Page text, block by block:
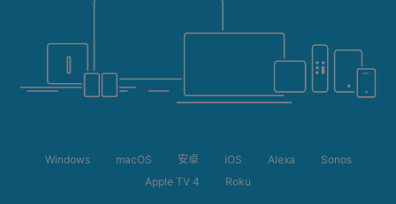
Windows macOS 安卓 iOS Alexa
Sonos
Apple TV 4
Roku